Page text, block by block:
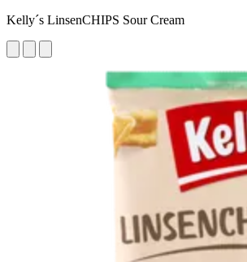
Kelly´s LinsenCHIPS Sour Cream